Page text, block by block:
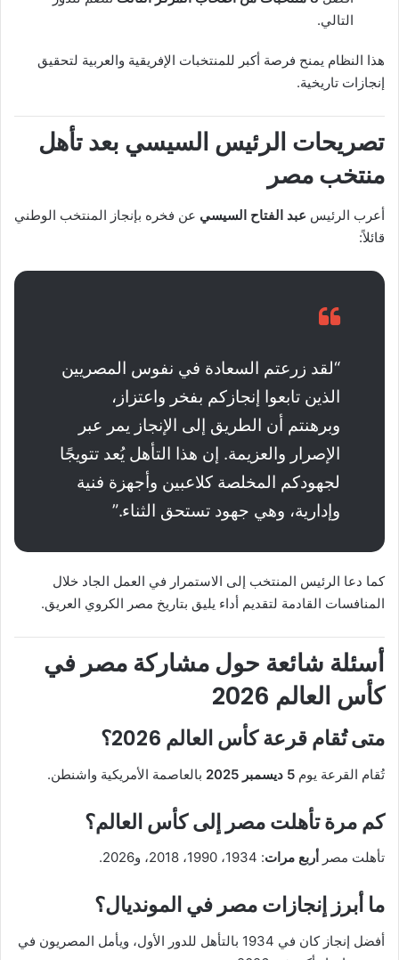
التالي.
هذا النظام يمنح فرصة أكبر للمنتخبات الإفريقية والعربية لتحقيق
إنجازات تاريخية.
تصريحات الرئيس السيسي بعد تأهل
منتخب مصر
أعرب الرئيس عبد الفتاح السيسي عن فخره بإنجاز المنتخب الوطني
قائلاً:
“لقد زرعتم السعادة في نفوس المصريين
الذين تابعوا إنجازكم بفخر واعتزاز،
وبرهنتم أن الطريق إلى الإنجاز يمر عبر
الإصرار والعزيمة. إن هذا التأهل يُعد تتويجًا
لجهودكم المخلصة كلاعبين وأجهزة فنية
وإدارية، وهي جهود تستحق الثناء.”
كما دعا الرئيس المنتخب إلى الاستمرار في العمل الجاد خلال
المنافسات القادمة لتقديم أداء يليق بتاريخ مصر الكروي العريق.
أسئلة شائعة حول مشاركة مصر في
كأس العالم 2026
متى تُقام قرعة كأس العالم 2026؟
تُقام القرعة يوم 5 ديسمبر 2025 بالعاصمة الأمريكية واشنطن.
كم مرة تأهلت مصر إلى كأس العالم؟
تأهلت مصر أربع مرات: 1934، 1990، 2018، و2026.
ما أبرز إنجازات مصر في المونديال؟
أفضل إنجاز كان في 1934 بالتأهل للدور الأول، ويأمل المصريون في